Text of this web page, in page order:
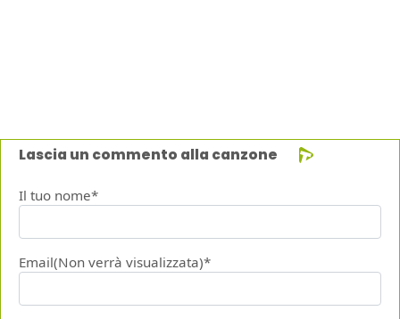
Lascia un commento alla canzone
Il tuo nome*
Email(Non verrà visualizzata)*